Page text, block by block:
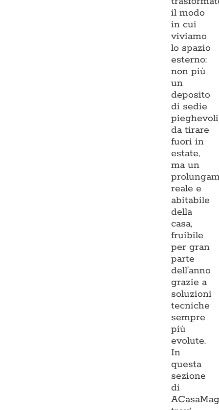
il modo
in cui
viviamo
lo spazio
esterno:
non più
un
deposito
di sedie
pieghevoli
da tirare
fuori in
estate,
ma un
reale e
abitabile
della
casa,
fruibile
per gran
parte
dell’anno
grazie a
soluzioni
tecniche
sempre
più
evolute.
In
questa
sezione
di